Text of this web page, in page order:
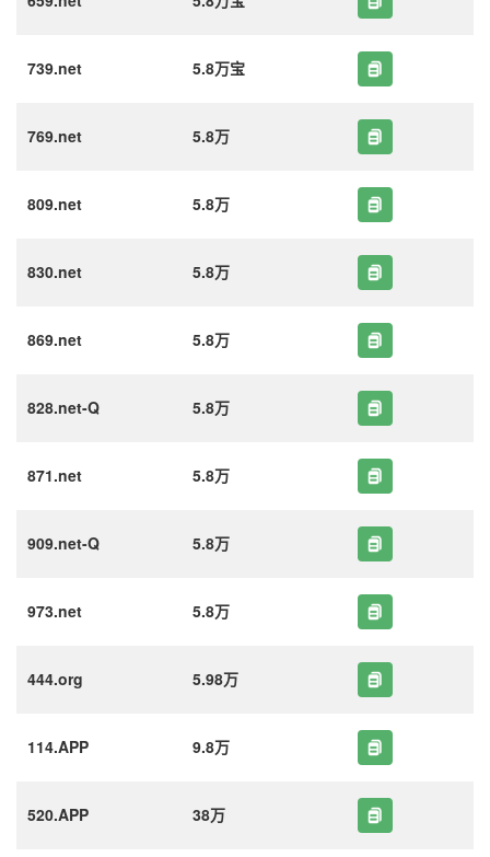
739.net 5.8万宝
769.net 5.8万
809.net 5.8万
830.net 5.8万
869.net 5.8万
828.net-Q 5.8万
871.net 5.8万
909.net-Q 5.8万
973.net 5.8万
444.org 5.98万
114.APP 9.8万
520.APP 38万